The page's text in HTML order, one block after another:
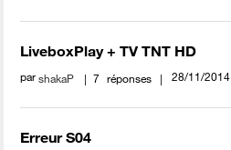
LiveboxPlay + TV TNT HD
parshakaP 7 réponses ‎28/11/2014
Erreur S04